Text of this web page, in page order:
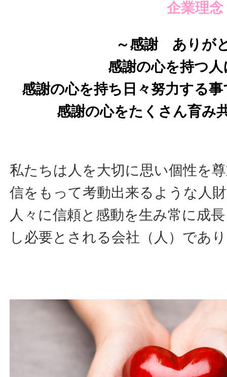
企業理念
～感謝 ありが
感謝の心を持つ
感謝の心を持ち日々努力する
感謝の心をたくさん育み
私たちは人を大切に思い個性を
信をもって考動出来るような人
人々に信頼と感動を生み常に成
し必要とされる会社（人）であ